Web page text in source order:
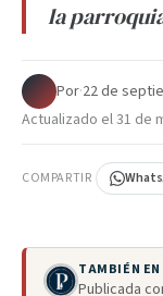
la
Por·22 de
Actualizado el31 de
COMPARTIR
TAMBIÉN
Publicada